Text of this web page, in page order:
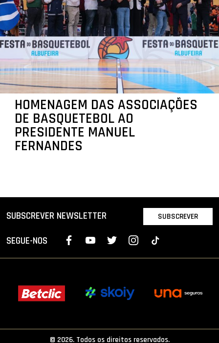
HOMENAGEM DAS ASSOCIAÇÕES
DE BASQUETEBOL AO
PRESIDENTE MANUEL
FERNANDES
SUBSCREVER NEWSLETTER SUBSCREVER
SEGUE-NOS
© 2026. Todos os direitos reservados.